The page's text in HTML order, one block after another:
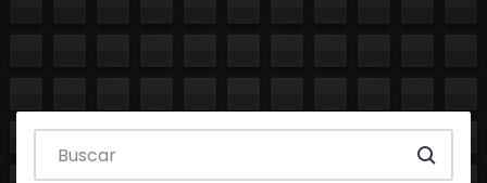
Search everything...